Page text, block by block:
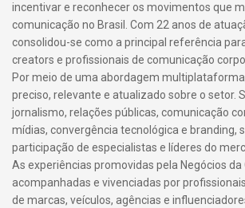
incentivar e reconhecer os movimentos que
comunicação no Brasil. Com 22 anos de
consolidou-se como a principal referência
creators e profissionais de comunicação
Por meio de uma abordagem
preciso, relevante e atualizado sobre o setor.
jornalismo, relações públicas, comunicação
mídias, convergência tecnológica e branding,
participação de especialistas e líderes do
As experiências promovidas pela Negócios
acompanhadas e vivenciadas por
de marcas, veículos, agências e